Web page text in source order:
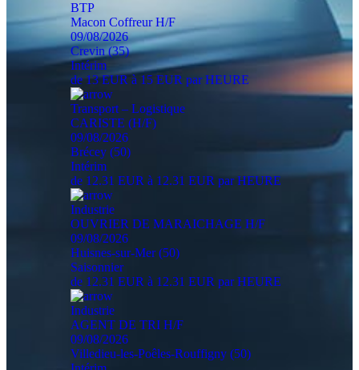
BTP
Macon Coffreur H/F
09/08/2026
Crevin (35)
Intérim
de 13 EUR à 15 EUR par HEURE
Transport – Logistique
CARISTE (H/F)
09/08/2026
Brécey (50)
Intérim
de 12.31 EUR à 12.31 EUR par HEURE
Industrie
OUVRIER DE MARAICHAGE H/F
09/08/2026
Huisnes-sur-Mer (50)
Saisonnier
de 12.31 EUR à 12.31 EUR par HEURE
Industrie
AGENT DE TRI H/F
09/08/2026
Villedieu-les-Poêles-Rouffigny (50)